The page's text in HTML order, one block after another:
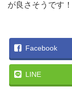
が良さそうです！
Facebook
LINE